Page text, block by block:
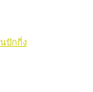
ปักกิ่ง